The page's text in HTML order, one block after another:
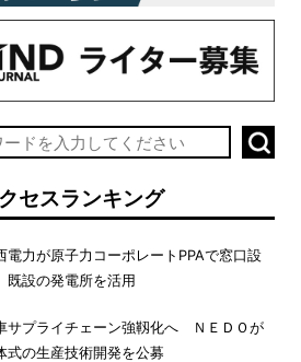
セスランキング
電力が原子力コーポレートPPAで窓口設
既設の発電所を活用
サプライチェーン強靱化へ ＮＥＤＯが
式の生産技術開発を公募